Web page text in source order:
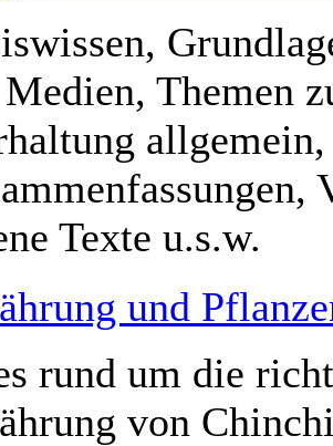
Medien, Themen
Texte u.s.w.
und
rund um die
von